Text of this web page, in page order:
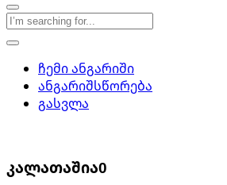
ჩემი ანგარიში
ანგარიშსწორება
გასვლა
კალათაშია0